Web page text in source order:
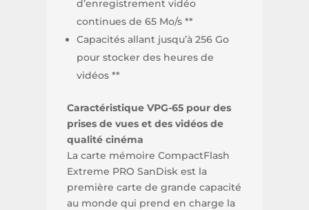
d’enregistrement vidéo
continues de 65 Mo/s **
Capacités allant jusqu’à 256 Go
pour stocker des heures de
vidéos **
Caractéristique VPG-65 pour des
prises de vues et des vidéos de
qualité cinéma
La carte mémoire CompactFlash
Extreme PRO SanDisk est la
première carte de grande capacité
au monde qui prend en charge la